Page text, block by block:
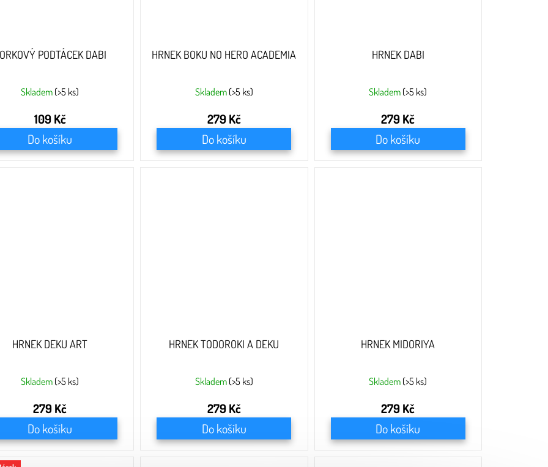
PODTÁCEK DABI
Skladem (>5 ks)
109 Kč
Do košíku
HRNEK BOKU NO HERO ACADEMIA
Skladem (>5 ks)
279 Kč
Do košíku
HRNEK DABI
Skladem (>5 ks)
279 Kč
Do košíku
HRNEK DEKU ART
Skladem (>5 ks)
279 Kč
Do košíku
HRNEK TODOROKI A DEKU
Skladem (>5 ks)
279 Kč
Do košíku
HRNEK MIDORIYA
Skladem (>5 ks)
279 Kč
Do košíku